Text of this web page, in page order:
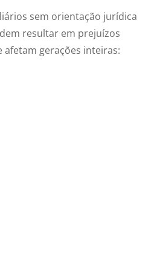
sem orientação jurídica
resultar em prejuízos
afetam gerações inteiras: